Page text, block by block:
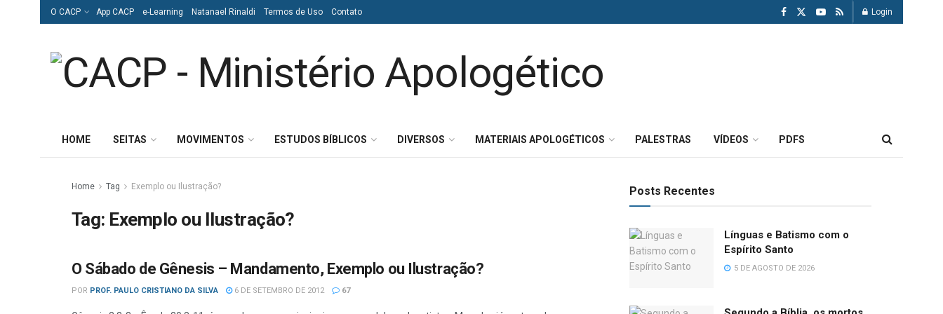
O CACP App CACP e-Learning Natanael Rinaldi Termos de Uso Contato Login
HOME SEITAS MOVIMENTOS ESTUDOS BÍBLICOS DIVERSOS MATERIAIS APOLOGÉTICOS PALESTRAS VÍDEOS PDFS
Home Tag Exemplo ou Ilustração?
Tag: Exemplo ou Ilustração?
ADVENTISMO
O Sábado de Gênesis – Mandamento, Exemplo ou Ilustração?
POR PROF. PAULO CRISTIANO DA SILVA 6 DE SETEMBRO DE 2012 67
Posts Recentes
Línguas e Batismo com o
Espírito Santo
5 DE AGOSTO DE 2026